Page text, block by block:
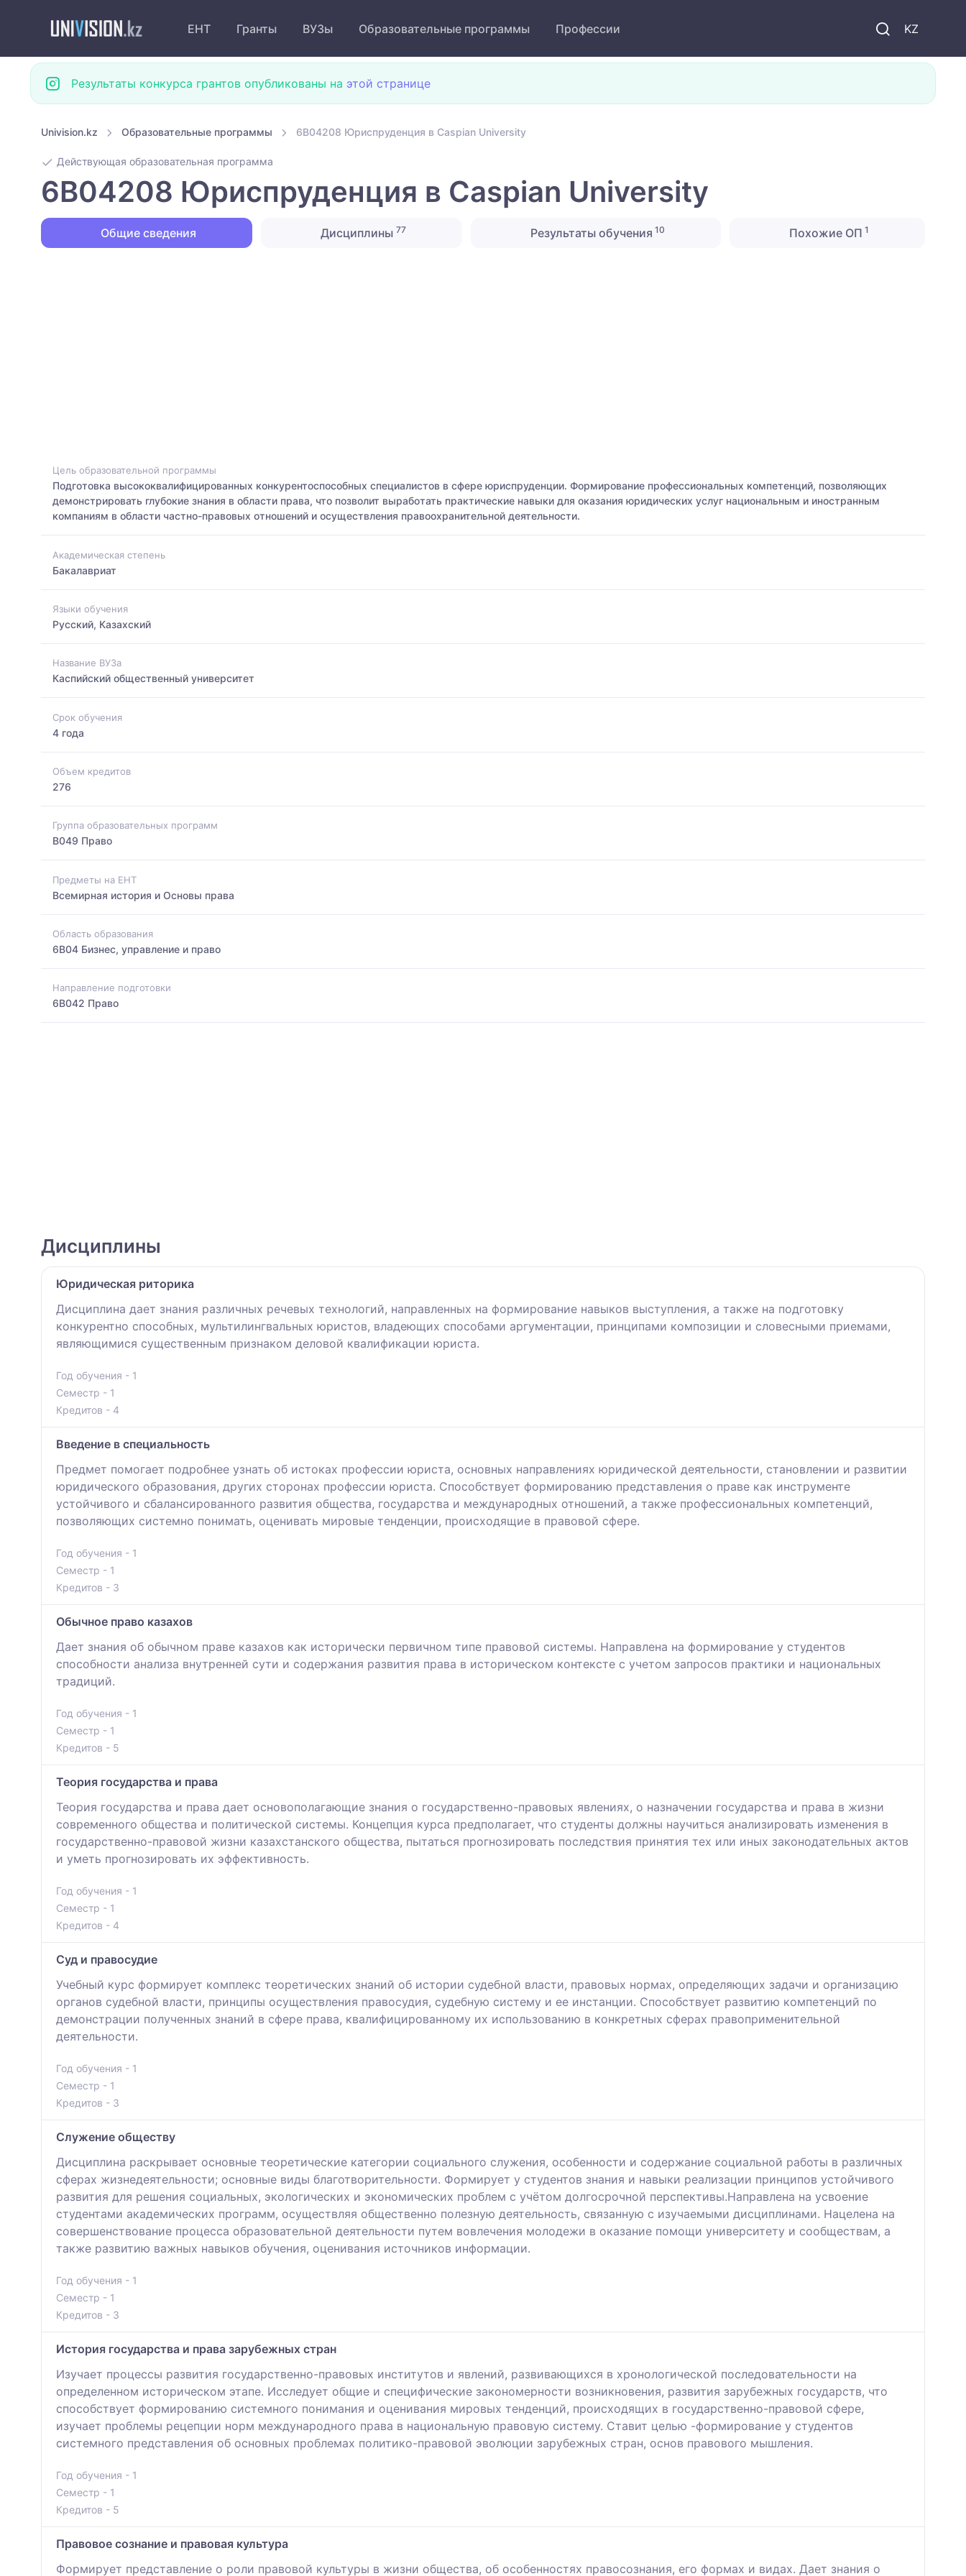
KZ
ЕНТ Гранты ВУЗы Образовательные программы Профессии
Результаты конкурса грантов опубликованы на этой странице
Univision.kz Образовательные программы 6B04208 Юриспруденция в Caspian University
Действующая образовательная программа
6B04208 Юриспруденция в Caspian University
Общие сведения Дисциплины 77 Результаты обучения 10 Похожие ОП 1
Цель образовательной программы
Подготовка высококвалифицированных конкурентоспособных специалистов в сфере юриспруденции. Формирование профессиональных компетенций, позволяющих
демонстрировать глубокие знания в области права, что позволит выработать практические навыки для оказания юридических услуг национальным и иностранным
компаниям в области частно-правовых отношений и осуществления правоохранительной деятельности.
Академическая степень
Бакалавриат
Языки обучения
Русский, Казахский
Название ВУЗа
Каспийский общественный университет
Срок обучения
4 года
Объем кредитов
276
Группа образовательных программ
B049 Право
Предметы на ЕНТ
Всемирная история и Основы права
Область образования
6B04 Бизнес, управление и право
Направление подготовки
6B042 Право
Дисциплины
Юридическая риторика
Дисциплина дает знания различных речевых технологий, направленных на формирование навыков выступления, а также на подготовку
конкурентно способных, мультилингвальных юристов, владеющих способами аргументации, принципами композиции и словесными приемами,
являющимися существенным признаком деловой квалификации юриста.
Год обучения - 1
Семестр - 1
Кредитов - 4
Введение в специальность
Предмет помогает подробнее узнать об истоках профессии юриста, основных направлениях юридической деятельности, становлении и развитии
юридического образования, других сторонах профессии юриста. Способствует формированию представления о праве как инструменте
устойчивого и сбалансированного развития общества, государства и международных отношений, а также профессиональных компетенций,
позволяющих системно понимать, оценивать мировые тенденции, происходящие в правовой сфере.
Год обучения - 1
Семестр - 1
Кредитов - 3
Обычное право казахов
Дает знания об обычном праве казахов как исторически первичном типе правовой системы. Направлена на формирование у студентов
способности анализа внутренней сути и содержания развития права в историческом контексте с учетом запросов практики и национальных
традиций.
Год обучения - 1
Семестр - 1
Кредитов - 5
Теория государства и права
Теория государства и права дает основополагающие знания о государственно-правовых явлениях, о назначении государства и права в жизни
современного общества и политической системы. Концепция курса предполагает, что студенты должны научиться анализировать изменения в
государственно-правовой жизни казахстанского общества, пытаться прогнозировать последствия принятия тех или иных законодательных актов
и уметь прогнозировать их эффективность.
Год обучения - 1
Семестр - 1
Кредитов - 4
Суд и правосудие
Учебный курс формирует комплекс теоретических знаний об истории судебной власти, правовых нормах, определяющих задачи и организацию
органов судебной власти, принципы осуществления правосудия, судебную систему и ее инстанции. Способствует развитию компетенций по
демонстрации полученных знаний в сфере права, квалифицированному их использованию в конкретных сферах правоприменительной
деятельности.
Год обучения - 1
Семестр - 1
Кредитов - 3
Служение обществу
Дисциплина раскрывает основные теоретические категории социального служения, особенности и содержание социальной работы в различных
сферах жизнедеятельности; основные виды благотворительности. Формирует у студентов знания и навыки реализации принципов устойчивого
развития для решения социальных, экологических и экономических проблем с учётом долгосрочной перспективы.Направлена на усвоение
студентами академических программ, осуществляя общественно полезную деятельность, связанную с изучаемыми дисциплинами. Нацелена на
совершенствование процесса образовательной деятельности путем вовлечения молодежи в оказание помощи университету и сообществам, а
также развитию важных навыков обучения, оценивания источников информации.
Год обучения - 1
Семестр - 1
Кредитов - 3
История государства и права зарубежных стран
Изучает процессы развития государственно-правовых институтов и явлений, развивающихся в хронологической последовательности на
определенном историческом этапе. Исследует общие и специфические закономерности возникновения, развития зарубежных государств, что
способствует формированию системного понимания и оценивания мировых тенденций, происходящих в государственно-правовой сфере,
изучает проблемы рецепции норм международного права в национальную правовую систему. Ставит целью -формирование у студентов
системного представления об основных проблемах политико-правовой эволюции зарубежных стран, основ правового мышления.
Год обучения - 1
Семестр - 1
Кредитов - 5
Правовое сознание и правовая культура
Формирует представление о роли правовой культуры в жизни общества, об особенностях правосознания, его формах и видах. Дает знания о